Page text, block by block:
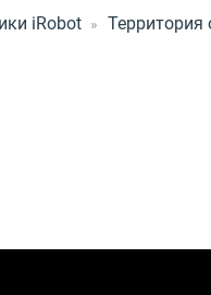
iRobot Территория